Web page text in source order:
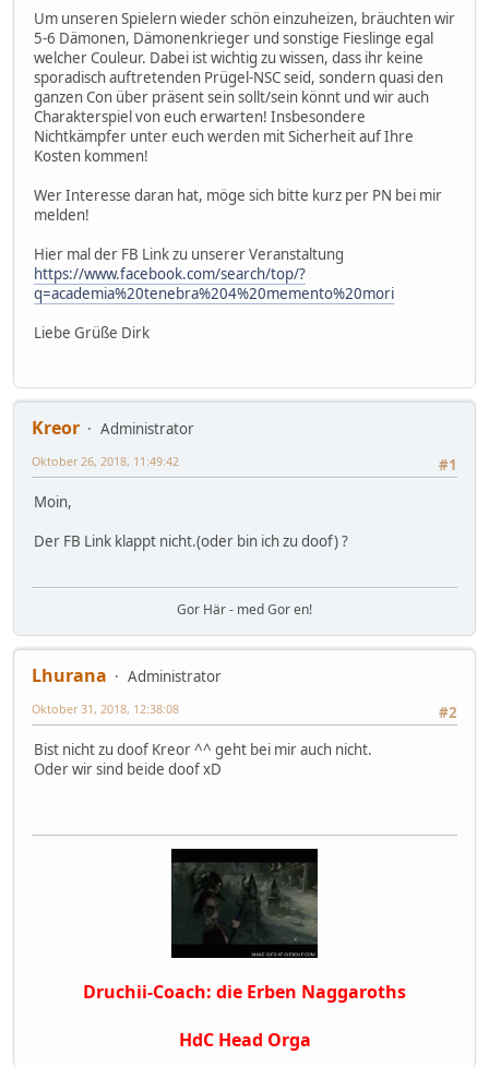
Um unseren Spielern wieder schön einzuheizen, bräuchten wir
5-6 Dämonen, Dämonenkrieger und sonstige Fieslinge egal
welcher Couleur. Dabei ist wichtig zu wissen, dass ihr keine
sporadisch auftretenden Prügel-NSC seid, sondern quasi den
ganzen Con über präsent sein sollt/sein könnt und wir auch
Charakterspiel von euch erwarten! Insbesondere
Nichtkämpfer unter euch werden mit Sicherheit auf Ihre
Kosten kommen!
Wer Interesse daran hat, möge sich bitte kurz per PN bei mir
melden!
Hier mal der FB Link zu unserer Veranstaltung
https://www.facebook.com/search/top/?
q=academia%20tenebra%204%20memento%20mori
Liebe Grüße Dirk
Kreor
Administrator
#1
Oktober 26, 2018, 11:49:42
Moin,
Der FB Link klappt nicht.(oder bin ich zu doof) ?
Gor Här - med Gor en!
Lhurana
Administrator
#2
Oktober 31, 2018, 12:38:08
Bist nicht zu doof Kreor ^^ geht bei mir auch nicht.
Oder wir sind beide doof xD
Druchii-Coach: die Erben Naggaroths
HdC Head Orga